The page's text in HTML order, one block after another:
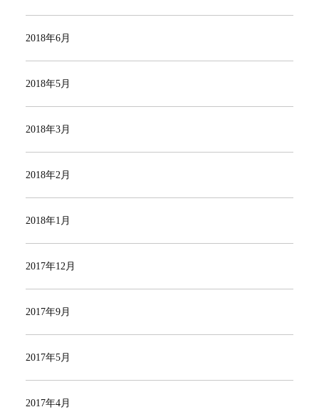
2018年6月
2018年5月
2018年3月
2018年2月
2018年1月
2017年12月
2017年9月
2017年5月
2017年4月